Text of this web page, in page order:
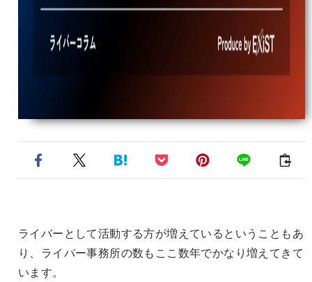
ライバーとして活動する方が増えているということもあ
り、ライバー事務所の数もここ数年でかなり増えてきて
います。